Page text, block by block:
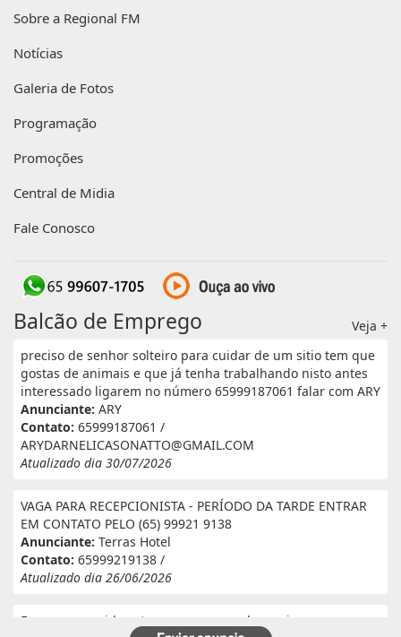
Sobre a Regional FM
Notícias
Galeria de Fotos
Programação
Promoções
Central de Midia
Fale Conosco
Balcão de Emprego
Veja +
preciso de senhor solteiro para cuidar de um sitio tem que
gostas de animais e que já tenha trabalhando nisto antes
interessado ligarem no número 65999187061 falar com ARY
Anunciante: ARY
Contato: 65999187061 /
ARYDARNELICASONATTO@GMAIL.COM
Atualizado dia 30/07/2026
VAGA PARA RECEPCIONISTA - PERÍODO DA TARDE ENTRAR
EM CONTATO PELO (65) 99921 9138
Anunciante: Terras Hotel
Contato: 65999219138 /
Atualizado dia 26/06/2026
Eu e meu marido estamos a procura de serviço em